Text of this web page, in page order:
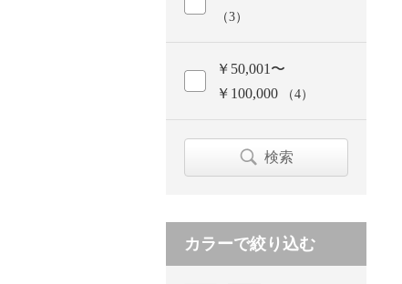
（3）
￥50,001〜
￥100,000
（4）
検索
カラーで絞り込む